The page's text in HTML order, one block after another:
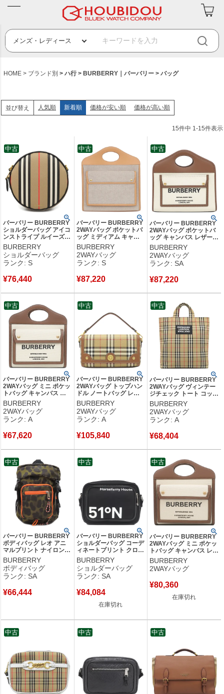
HOME ブランド別 ハ行 BURBERRY｜バーバリー バッグ
並び替え 人気順 新着順 価格が安い順 価格が高い順
15件中 1-15件表示
バーバリー BURBERRY
ショルダーバッグ アイコ
ンストライプ ルイーズバ
ッグ ポリウレタン レザ
ー 熱可塑性ポリウレタン
アーカイブベージュ ゴー
ルド金具 チェック ショ
8051846 【保存袋】
BURBERRY
ショルダーバッグ
ランク: S
¥76,440
中古
バーバリー BURBERRY
2WAYバッグ ポケットバ
ッグ ミディアム キャン
バス レザー ソフトフォ
ーン×ウォームサンド ゴ
ールド金具 薄茶 ハンド
バッグ ショルダー
【中古】未使用保管品
BURBERRY
2WAYバッグ
ランク: S
¥87,220
中古
バーバリー BURBERRY
2WAYバッグ ポケットバ
ッグ キャンバス レザー
ナチュラル×モルトブラ
ウン ゴールド金具 茶 ハ
ンドバッグ ショルダー
【保存袋】 【中古】新品
BURBERRY
2WAYバッグ
ランク: SA
¥87,220
中古
バーバリー BURBERRY
2WAYバッグ ミニ ポケッ
トバッグ キャンバス レ
ザー ナチュラル×モルト
ブラウン ゴールド金具
茶 ハンドバッグ ショル
ダー 8031746 【保存
BURBERRY
2WAYバッグ
ランク: A
¥67,620
中古
バーバリー BURBERRY
2WAYバッグ トップハン
ドル ノートバッグ レザ
ー ブライアーブラウン
ゴールド金具
ELONGATED NOTE
VINTAGE CHECK チェ
8066165 【保存袋】
BURBERRY
2WAYバッグ
ランク: A
¥105,840
中古
バーバリー BURBERRY
2WAYバッグ ヴィンテー
ジチェック トート コット
ン アーカイブベージュ シ
ルバー金具 黒 赤 ロゴ シ
ョルダー 8017740 【中
古】中古美品
BURBERRY
2WAYバッグ
ランク: A
¥68,404
中古
バーバリー BURBERRY
ボディバッグ レオ アニ
マルプリント ナイロン
ナイロン カーキ×オレン
ジ シルバー金具 アニマ
ル柄 レオパード 【保存
袋】 【中古】新品同様品
BURBERRY
ボディバッグ
ランク: SA
¥66,444
中古
バーバリー BURBERRY
ショルダーバッグ コーデ
ィネートプリント クロス
ボディバッグ ナイロン
レザー ブラック シルバ
ー金具 黒 白 ロゴ
8064865 【中古】新品同
BURBERRY
ショルダーバッグ
ランク: SA
¥84,084
在庫切れ
中古
バーバリー BURBERRY
2WAYバッグ ミニ ポケッ
トバッグ キャンバス レザ
ー ナチュラル×モルトブ
ラウン ゴールド金具 茶
ハンドバッグ ショルダー
【中古】
BURBERRY
2WAYバッグ
¥80,360
在庫切れ
中古
中古 中古 中古